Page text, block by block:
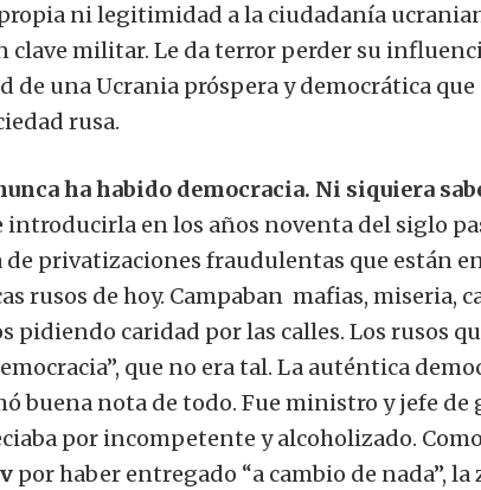
ni legitimidad a la ciudadanía
clave militar. Le da terror perder su
de una Ucrania próspera y democrática
rusa.
ha habido democracia. Ni siquiera
introducirla en los años noventa del siglo
de privatizaciones fraudulentas que están
rusos de hoy. Campaban mafias, miseria,
pidiendo caridad por las calles. Los rusos
que no era tal. La auténtica
buena nota de todo. Fue ministro y jefe de
por incompetente y alcoholizado.
por haber entregado “a cambio de nada”,